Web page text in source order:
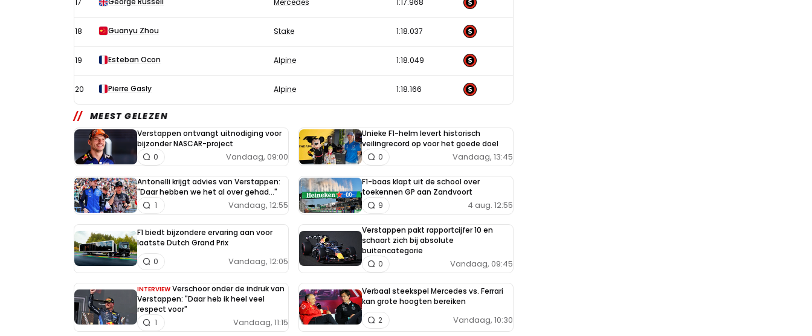
17 Mercedes 1:17.968
18 Guanyu Zhou Stake 1:18.037
19 Esteban Ocon Alpine 1:18.049
20 Pierre Gasly Alpine 1:18.166
MEEST GELEZEN
Verstappen ontvangt uitnodiging voor
bijzonder NASCAR-project
Vandaag, 09:00
0
Unieke F1-helm levert historisch
veilingrecord op voor het goede doel
Vandaag, 13:45
0
Antonelli krijgt advies van Verstappen:
"Daar hebben we het al over gehad..."
Vandaag, 12:55
1
F1-baas klapt uit de school over
toekennen GP aan Zandvoort
4 aug. 12:55
9
F1 biedt bijzondere ervaring aan voor
laatste Dutch Grand Prix
Vandaag, 12:05
0
Verstappen pakt rapportcijfer 10 en
schaart zich bij absolute
buitencategorie
Vandaag, 09:45
0
INTERVIEW Verschoor onder de indruk van
Verstappen: "Daar heb ik heel veel
respect voor"
Vandaag, 11:15
1
Verbaal steekspel Mercedes vs. Ferrari
kan grote hoogten bereiken
Vandaag, 10:30
2